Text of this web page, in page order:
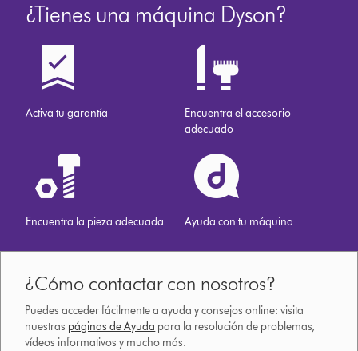
¿Tienes una máquina Dyson?
Activa tu garantía
Encuentra el accesorio
adecuado
Encuentra la pieza adecuada Ayuda con tu máquina
¿Cómo contactar con nosotros?
Puedes acceder fácilmente a ayuda y consejos online: visita
nuestras páginas de Ayuda para la resolución de problemas,
vídeos informativos y mucho más.